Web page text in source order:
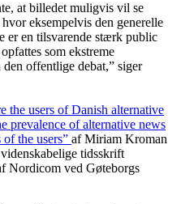
at billedet muligvis vil se
eksempelvis den generelle
er en tilsvarende stærk public
som ekstreme
offentlige debat,” siger
the users of Danish alternative
prevalence of alternative news
the users” af Miriam Kroman
tidsskrift
Nordicom ved Gøteborgs